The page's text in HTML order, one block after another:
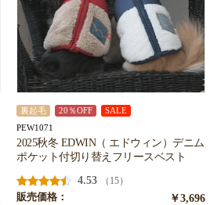
裏起毛 20％OFF SALE
PEW1071
2025秋冬 EDWIN（ エドウィン）デニム
ポケット付切り替えフリースベスト
4.53
（15）
販売価格：
￥3,696